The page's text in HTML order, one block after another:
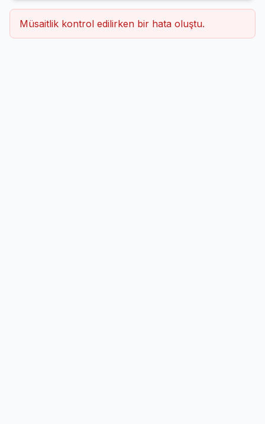
Müsaitlik kontrol edilirken bir hata oluştu.